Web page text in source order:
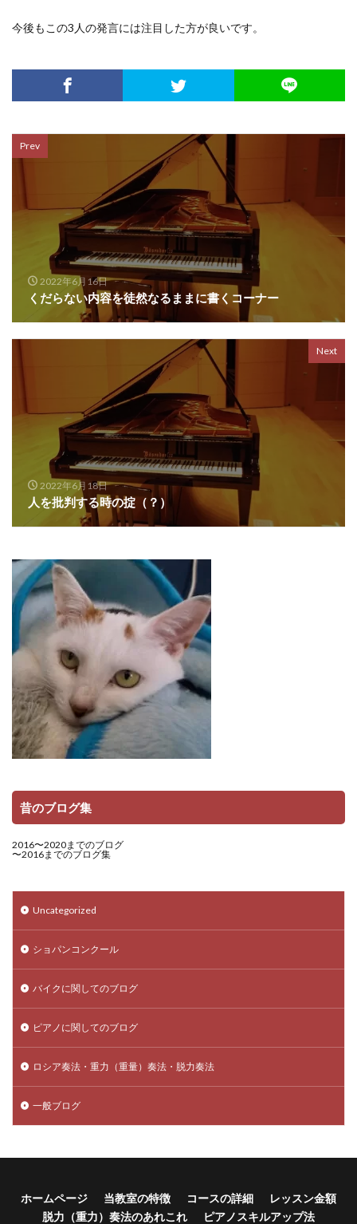
今後もこの3人の発言には注目した方が良いです。
Prev
2022年6月16日
くだらない内容を徒然なるままに書くコーナー
Next
2022年6月18日
人を批判する時の掟（？）
昔のブログ集
2016〜2020までのブログ
〜2016までのブログ集
Uncategorized
ショパンコンクール
バイクに関してのブログ
ピアノに関してのブログ
ロシア奏法・重力（重量）奏法・脱力奏法
一般ブログ
ホームページ 当教室の特徴 コースの詳細
レッスン金額
脱力（重力）奏法のあれこれ
ピアノスキルアップ法